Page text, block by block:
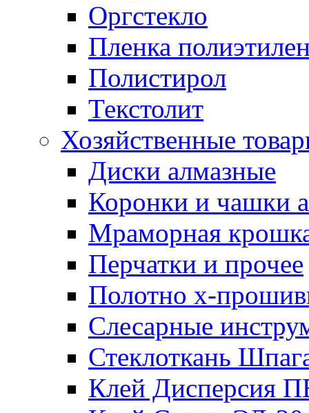
Оргстекло
Пленка
Полистирол
Текстолит
Хозяйственные
Диски алмазные
Коронки и чашки
Мраморная
Перчатки и прочее
Полотно х-
Слесарные
Стеклоткань
Клей Дисперсия